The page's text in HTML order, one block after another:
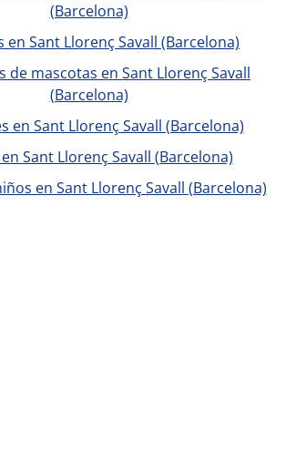
(Barcelona)
en Sant Llorenç Savall (Barcelona)
de mascotas en Sant Llorenç Savall
(Barcelona)
en Sant Llorenç Savall (Barcelona)
Sant Llorenç Savall (Barcelona)
en Sant Llorenç Savall (Barcelona)